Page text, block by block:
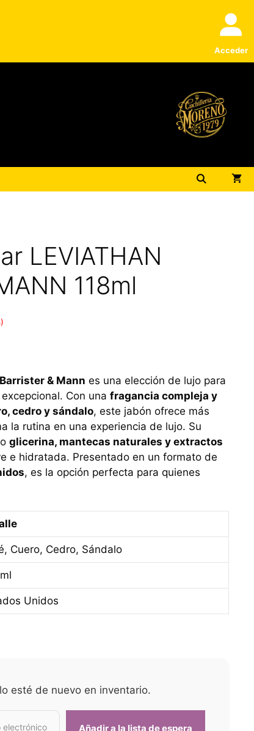
Acceder
LEVIATHAN
118ml
& Mann es una elección de lujo para
Con unafragancia compleja y
cedro y sándalo, este jabón ofrece más
la rutina en una experiencia de lujo. Su
glicerina, mantecas naturales y extractos
e hidratada. Presentado en un formato de
, es la opción perfecta para quienes
Cuero, Cedro, Sándalo
Unidos
esté de nuevo en inventario.